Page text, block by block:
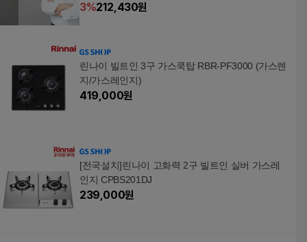
3%212,430원
린나이 빌트인 3구 가스쿡탑 RBR-PF3000 (가스렌
지/가스레인지)
419,000원
[전국설치]린나이 고화력 2구 빌트인 실버 가스레
인지 CPBS201DJ
239,000원